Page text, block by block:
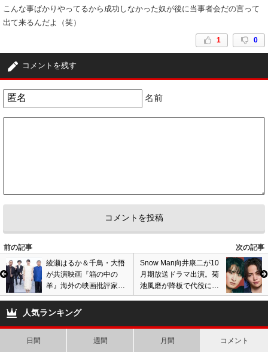
こんな事ばかりやってるから成功しなかった奴が後に当事者会だの言って
出て来るんだよ（笑）
1 0
コメントを残す
名前
前の記事
次の記事
綾瀬はるか＆千鳥・大悟
が共演映画『箱の中の
羊』海外の映画批評家が
酷評の嵐。是枝裕和監督
作品でカンヌ出品も…
Snow Man向井康二が10
月期放送ドラマ出演。菊
池風磨が降板で代役に抜
擢、上白石萌音と共演報
人気ランキング
日間 週間 月間 コメント